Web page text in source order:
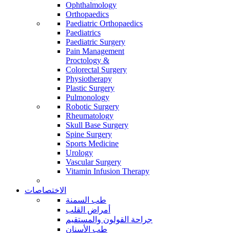
Ophthalmology
Orthopaedics
Paediatric Orthopaedics
Paediatrics
Paediatric Surgery
Pain Management
Proctology &
Colorectal Surgery
Physiotherapy
Plastic Surgery
Pulmonology
Robotic Surgery
Rheumatology
Skull Base Surgery
Spine Surgery
Sports Medicine
Urology
Vascular Surgery
Vitamin Infusion Therapy
الاختصاصات
طب السمنة
أمراض القلب
جراحة القولون والمستقيم
طب الأسنان